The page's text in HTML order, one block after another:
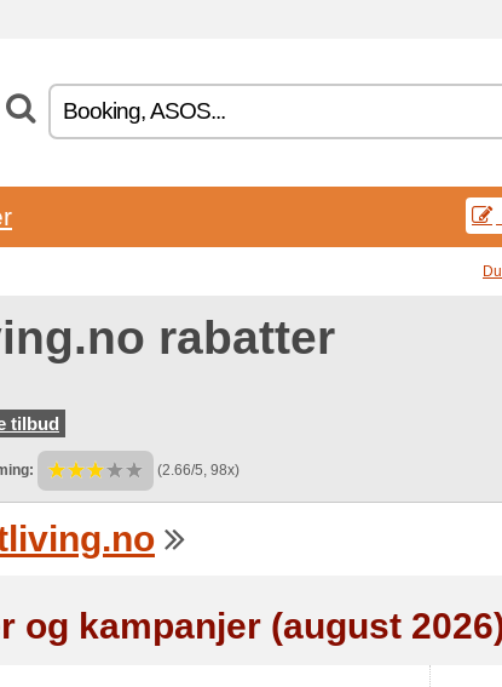
rabatter
tilbud
(2.66/5, 98x)
og kampanjer (august